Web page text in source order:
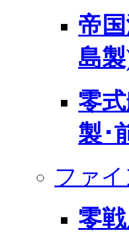
帝
島
零
製･
ファ
零